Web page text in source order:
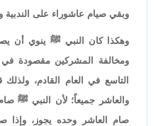
وبقي صيام عاشوراء على الندبية
وهكذا كان النبي ﷺ ينوي أن
ومخالفة المشركين مقصودة في
التاسع في العام القادم،
والعاشر جميعاً؛ لأن النبي ﷺ
صام العاشر وحده يجوز، وإذا